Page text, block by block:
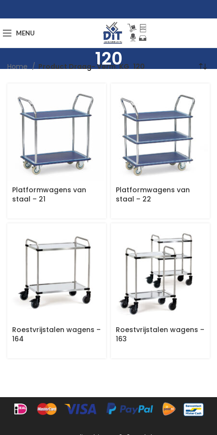
MENU
120
Home Product Draag- Verm. KG 120
Platformwagens van
staal – 21
Platformwagens van
staal – 22
Roestvrijstalen wagens –
164
Roestvrijstalen wagens –
163